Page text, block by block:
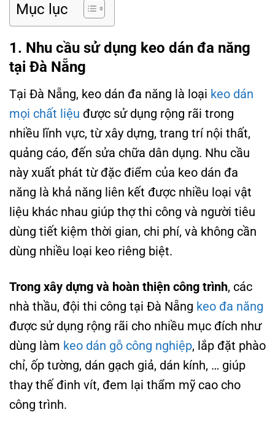
Mục lục
1. Nhu cầu sử dụng keo dán đa năng
tại Đà Nẵng
Tại Đà Nẵng, keo dán đa năng là loại keo dán
mọi chất liệu được sử dụng rộng rãi trong
nhiều lĩnh vực, từ xây dựng, trang trí nội thất,
quảng cáo, đến sửa chữa dân dụng. Nhu cầu
này xuất phát từ đặc điểm của keo dán đa
năng là khả năng liên kết được nhiều loại vật
liệu khác nhau giúp thợ thi công và người tiêu
dùng tiết kiệm thời gian, chi phí, và không cần
dùng nhiều loại keo riêng biệt.
Trong xây dựng và hoàn thiện công trình, các
nhà thầu, đội thi công tại Đà Nẵng keo đa năng
được sử dụng rộng rãi cho nhiều mục đích như
dùng làm keo dán gỗ công nghiệp, lắp đặt phào
chỉ, ốp tường, dán gạch giả, dán kính, … giúp
thay thế đinh vít, đem lại thẩm mỹ cao cho
công trình.